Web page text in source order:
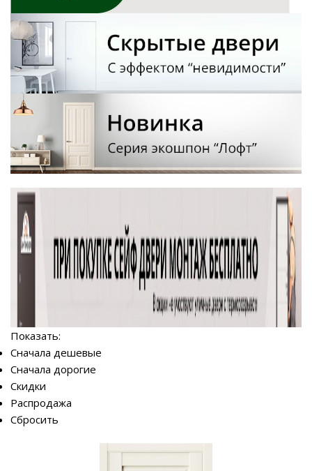
Показать:
Сначала дешевые
Сначала дорогие
Скидки
Распродажа
Сбросить